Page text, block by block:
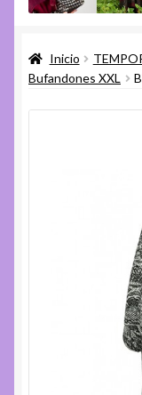
Ayuda
Inicio
Bufandones XXL